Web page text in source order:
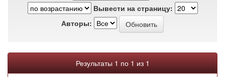
Вывести на страницу:
Авторы:
Результаты 1 по 1 из 1